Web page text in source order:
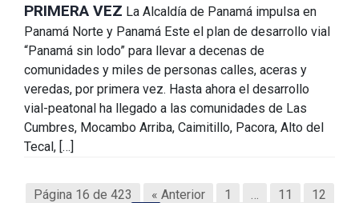
PRIMERA VEZ La Alcaldía de Panamá impulsa en
Panamá Norte y Panamá Este el plan de desarrollo vial
“Panamá sin lodo” para llevar a decenas de
comunidades y miles de personas calles, aceras y
veredas, por primera vez. Hasta ahora el desarrollo
vial-peatonal ha llegado a las comunidades de Las
Cumbres, Mocambo Arriba, Caimitillo, Pacora, Alto del
Tecal, […]
Página 16 de 423 « Anterior 1 … 11
12